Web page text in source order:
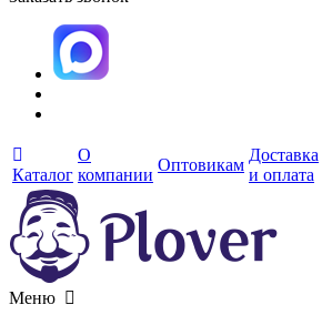
Каталог
О
компании
Оптовикам
Доставка
и оплата
Меню